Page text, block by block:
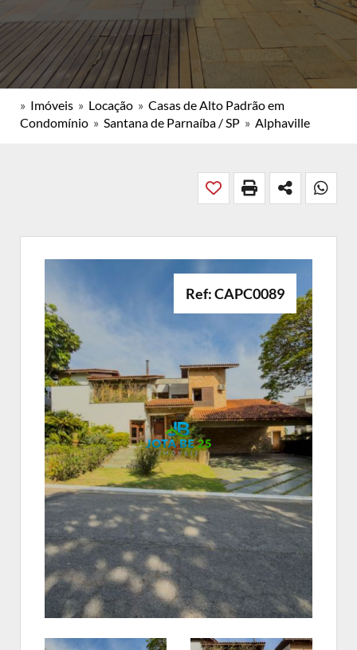
» Imóveis » Locação » Casas de Alto Padrão em
Condomínio » Santana de Parnaíba / SP » Alphaville
Ref: CAPC0089